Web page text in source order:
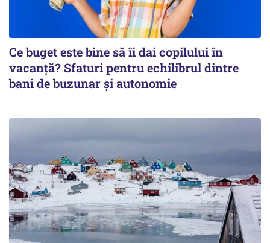
Ce buget este bine să îi dai copilului în
vacanță? Sfaturi pentru echilibrul dintre
bani de buzunar și autonomie